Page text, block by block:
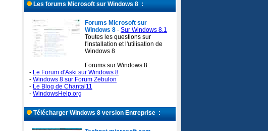
Les forums Microsoft sur Windows 8 :
Forums Microsoft sur
Windows 8 - Sur Windows 8.1
Toutes les questions sur
l'installation et l'utilisation de
Windows 8
Forums sur Windows 8 :
- Le Forum d'Aski sur Windows 8
- Windows 8 sur Forum Zebulon
- Le Blog de Chantal11
- WindowsHelp.org
Télécharger Windows 8 version Entreprise :